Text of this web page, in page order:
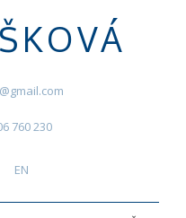
760 230